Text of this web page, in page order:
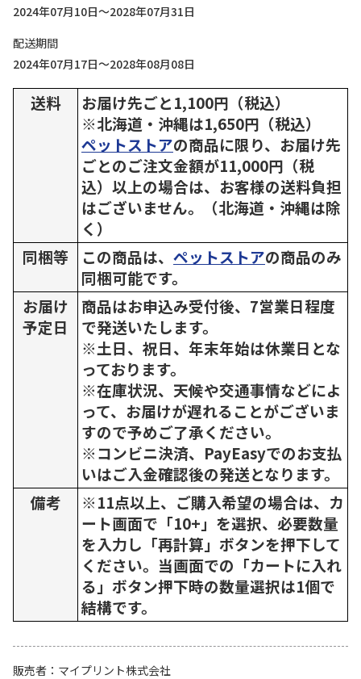
2024年07月10日～2028年07月31日
配送期間
2024年07月17日～2028年08月08日
送料
お届け先ごと1,100円（税込）
※北海道・沖縄は1,650円（税込）
ペットストアの商品に限り、お届け先
ごとのご注文金額が11,000円（税
込）以上の場合は、お客様の送料負担
はございません。（北海道・沖縄は除
く）
同梱等
この商品は、 ペットストアの商品のみ
同梱可能です。
お届け
予定日
商品はお申込み受付後、7営業日程度
で発送いたします。
※土日、祝日、年末年始は休業日とな
っております。
※在庫状況、天候や交通事情などによ
って、お届けが遅れることがございま
すので予めご了承ください。
※コンビニ決済、PayEasyでのお支払
いはご入金確認後の発送となります。
備考
※11点以上、ご購入希望の場合は、カ
ート画面で「10+」を選択、必要数量
を入力し「再計算」ボタンを押下して
ください。当画面での「カートに入れ
る」ボタン押下時の数量選択は1個で
結構です。
販売者
マイプリント株式会社